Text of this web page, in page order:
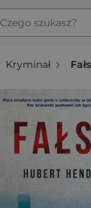
Czego szukasz?
Kryminał